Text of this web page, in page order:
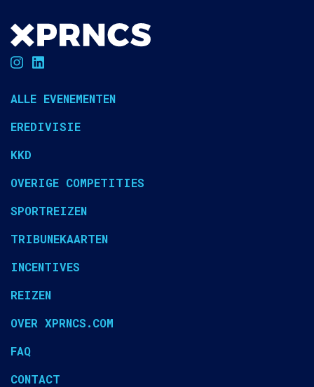
ALLE EVENEMENTEN
EREDIVISIE
KKD
OVERIGE COMPETITIES
SPORTREIZEN
TRIBUNEKAARTEN
INCENTIVES
REIZEN
OVER XPRNCS.COM
FAQ
CONTACT